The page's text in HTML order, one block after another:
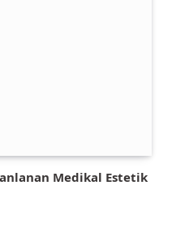
Medikal Estetik